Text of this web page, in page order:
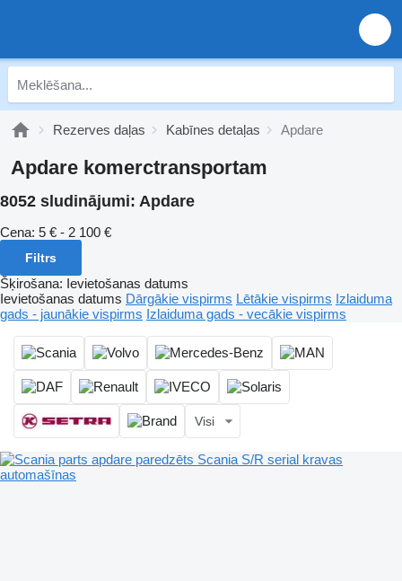
Rezerves daļas Kabīnes detaļas Apdare
Apdare komerctransportam
8052 sludinājumi: Apdare
Cena: 5 € - 2 100 €
Filtrs
Šķirošana: Ievietošanas datums
Ievietošanas datums Dārgākie vispirms Lētākie vispirms Izlaiduma
gads - jaunākie vispirms Izlaiduma gads - vecākie vispirms
Visi